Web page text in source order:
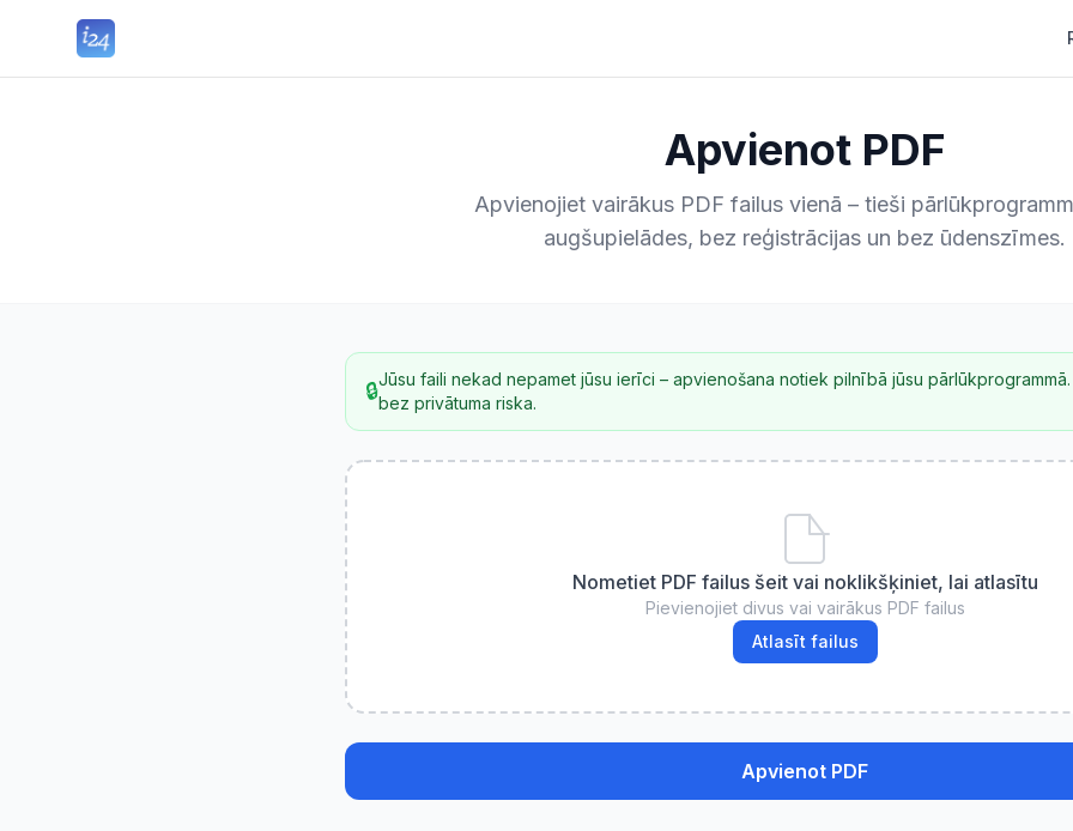
Apvienot PDF
Apvienojiet vairākus PDF failus vienā – tieši
augšupielādes, bez reģistrācijas un bez ūdenszīmes.
🔒Jūsu faili nekad nepamet jūsu ierīci – apvienošana notiek pilnībā jūsu
bez privātuma riska.
Nometiet PDF failus šeit vai noklikšķiniet, lai atlasītu
Pievienojiet divus vai vairākus PDF failus
Atlasīt failus
Apvienot PDF